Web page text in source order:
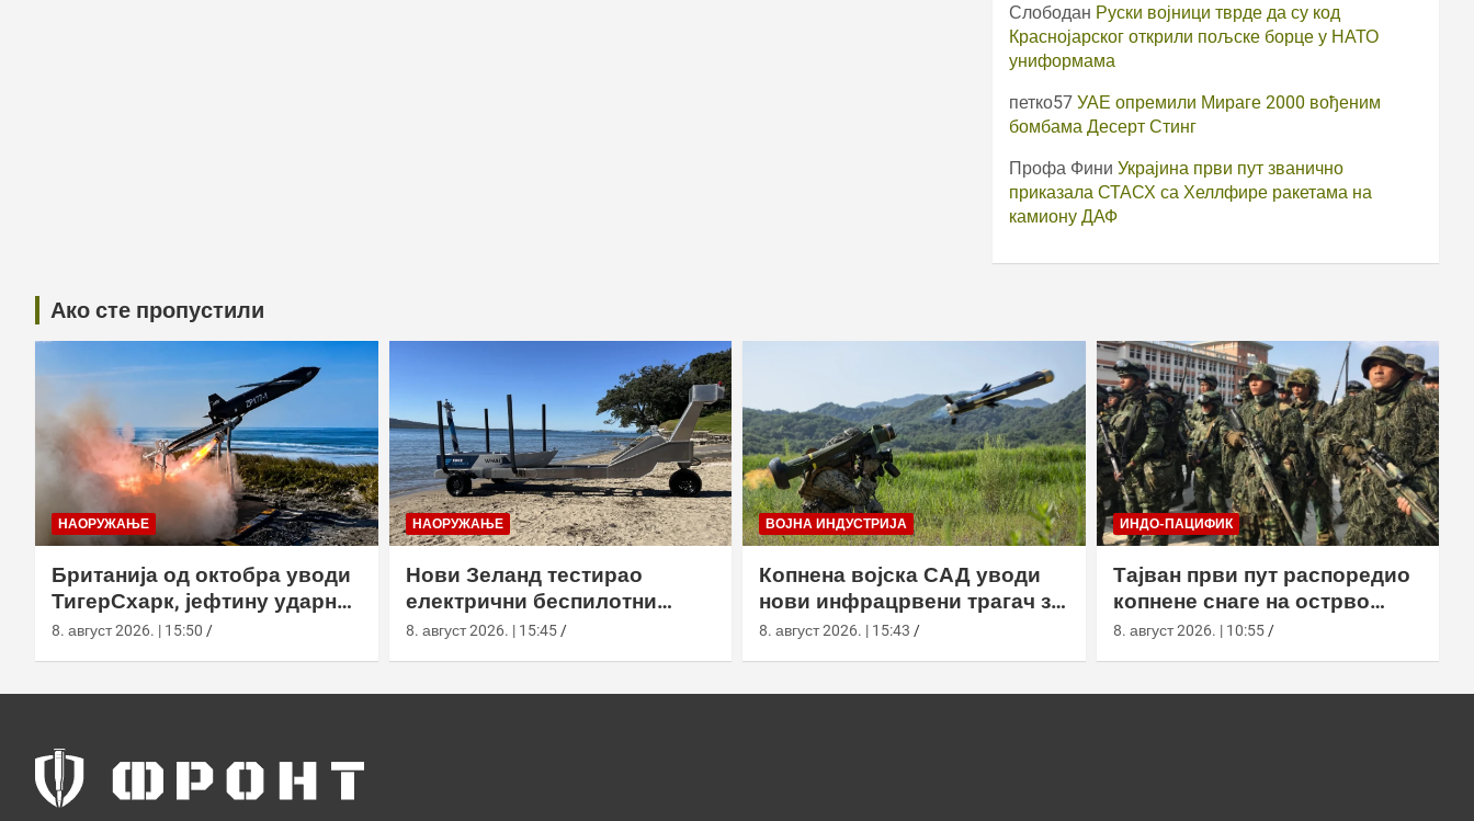
Слободан Руски војници тврде да су код
Краснојарског открили пољске борце у НАТО
униформама
петко57 УАЕ опремили Мираге 2000 вођеним
бомбама Десерт Стинг
Профа Фини Украјина први пут званично
приказала СТАСХ са Хеллфире ракетама на
камиону ДАФ
Ако сте пропустили
НАОРУЖАЊЕ
Британија од октобра уводи
ТигерСхарк, јефтину ударну
беспилотну летелицу
8. август 2026. | 15:50
НАОРУЖАЊЕ
Нови Зеланд тестирао
електрични беспилотни
чамац Wхаи са беспосадним
8. август 2026. | 15:45
ВОЈНА ИНДУСТРИЈА
Копнена војска САД уводи
нови инфрацрвени трагач за
Јавелин
8. август 2026. | 15:43
ИНДО-ПАЦИФИК
Тајван први пут распоредио
копнене снаге на острво
Сјаолиућиу током вежбе Хан
8. август 2026. | 10:55